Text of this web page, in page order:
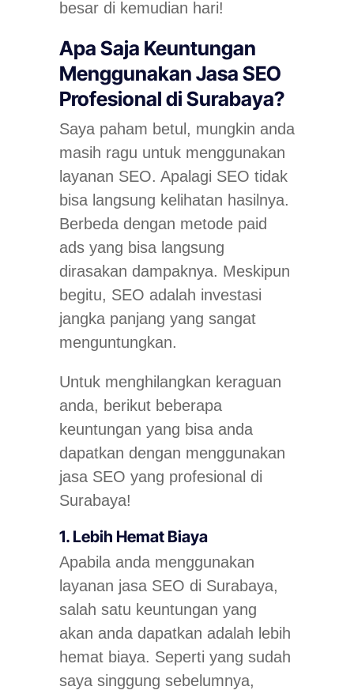
besar di kemudian hari!
Apa Saja Keuntungan
Menggunakan Jasa SEO
Profesional di Surabaya?
Saya paham betul, mungkin anda
masih ragu untuk menggunakan
layanan SEO. Apalagi SEO tidak
bisa langsung kelihatan hasilnya.
Berbeda dengan metode paid
ads yang bisa langsung
dirasakan dampaknya. Meskipun
begitu, SEO adalah investasi
jangka panjang yang sangat
menguntungkan.
Untuk menghilangkan keraguan
anda, berikut beberapa
keuntungan yang bisa anda
dapatkan dengan menggunakan
jasa SEO yang profesional di
Surabaya!
1. Lebih Hemat Biaya
Apabila anda menggunakan
layanan jasa SEO di Surabaya,
salah satu keuntungan yang
akan anda dapatkan adalah lebih
hemat biaya. Seperti yang sudah
saya singgung sebelumnya,